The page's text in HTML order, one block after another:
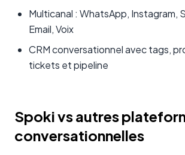
Multicanal : WhatsApp, Instagram,
Email, Voix
CRM conversationnel avec tags,
tickets et pipeline
Spoki vs autres
conversationnelles